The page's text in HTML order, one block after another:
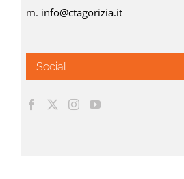
m. info@ctagorizia.it
Social